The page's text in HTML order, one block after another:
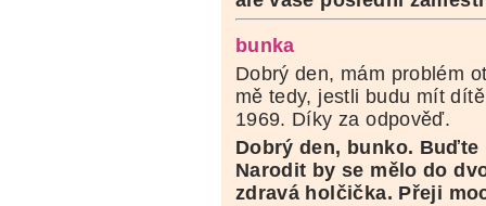
bunka
Dobrý den, mám problém
mě tedy, jestli budu mít
1969. Díky za odpověď.
Dobrý den, bunko.
Narodit by se mělo do
zdravá holčička. Přeji